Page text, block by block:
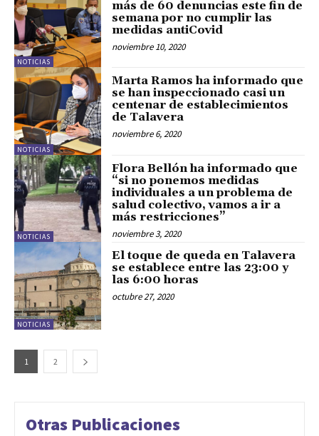
NOTICIAS
más de 60 denuncias este fin de
semana por no cumplir las
medidas antiCovid
noviembre 10, 2020
NOTICIAS
Marta Ramos ha informado que
se han inspeccionado casi un
centenar de establecimientos
de Talavera
noviembre 6, 2020
NOTICIAS
Flora Bellón ha informado que
“si no ponemos medidas
individuales a un problema de
salud colectivo, vamos a ir a
más restricciones”
noviembre 3, 2020
NOTICIAS
El toque de queda en Talavera
se establece entre las 23:00 y
las 6:00 horas
octubre 27, 2020
1 2
Otras Publicaciones